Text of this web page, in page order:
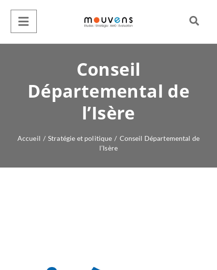
Conseil
Départemental de
l’Isère
Accueil / Stratégie et politique / Conseil Départemental de
l’Isère